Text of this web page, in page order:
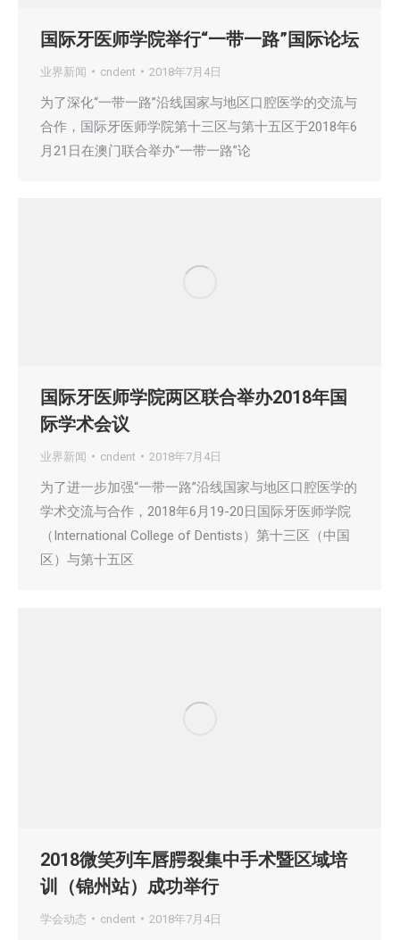
国际牙医师学院举行“一带一路”国际论坛
业界新闻 cndent 2018年7月4日
为了深化“一带一路”沿线国家与地区口腔医学的交流与
合作，国际牙医师学院第十三区与第十五区于2018年6
月21日在澳门联合举办“一带一路”论
国际牙医师学院两区联合举办2018年国
际学术会议
业界新闻 cndent 2018年7月4日
为了进一步加强“一带一路”沿线国家与地区口腔医学的
学术交流与合作，2018年6月19-20日国际牙医师学院
（International College of Dentists）第十三区（中国
区）与第十五区
2018微笑列车唇腭裂集中手术暨区域培
训（锦州站）成功举行
学会动态 cndent 2018年7月4日